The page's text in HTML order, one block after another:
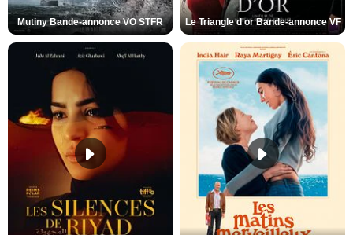
Mutiny Bande-annonce VO STFR Le Triangle d'or Bande-annonce VF